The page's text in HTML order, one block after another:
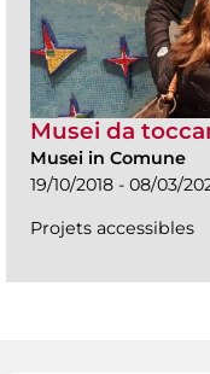
Musei da
Musei in Comune
19/10/2018 - 08/03/
Projets accessibles